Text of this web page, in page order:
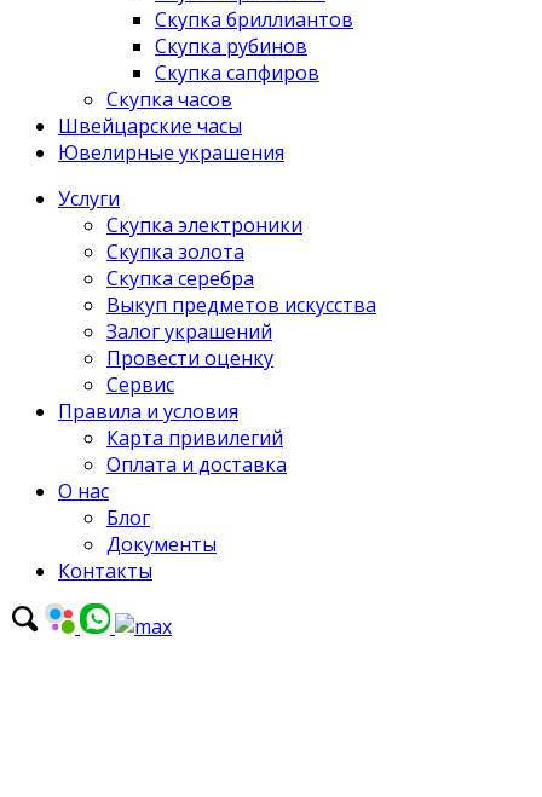
Скупка бриллиантов
Скупка рубинов
Скупка сапфиров
Скупка часов
Швейцарские часы
Ювелирные украшения
Услуги
Скупка электроники
Скупка золота
Скупка серебра
Выкуп предметов искусства
Залог украшений
Провести оценку
Сервис
Правила и условия
Карта привилегий
Оплата и доставка
О нас
Блог
Документы
Контакты